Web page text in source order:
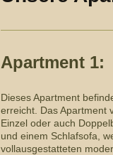
Apartment 1:
Dieses Apartment
erreicht. Das Apartment
Einzel oder auch
und einem Schlafsofa,
vollausgestatteten